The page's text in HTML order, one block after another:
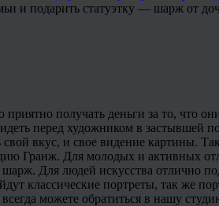
и подарить статуэтку — шарж от
получать деньги за то, что
перед художником в застывшей
вкус, и свое видение картины.
Гранж. Для молодых и активных
Для людей искусства отлично
классические портреты, так же
можете обратиться в нашу